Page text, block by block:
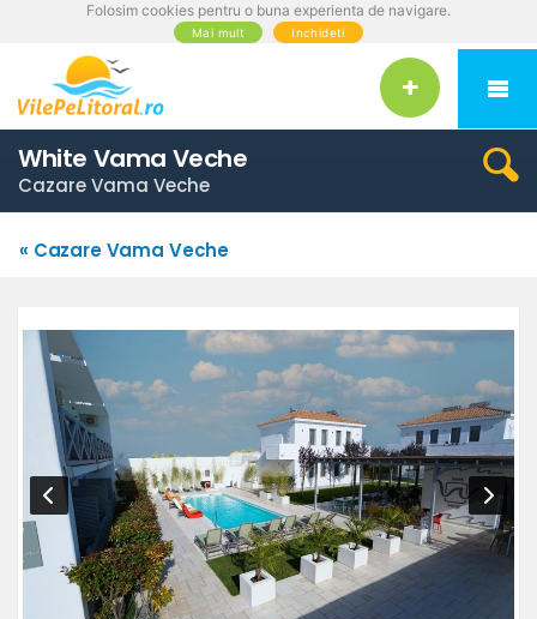
Folosim cookies pentru o buna experienta de navigare.
Mai mult Inchideti
White Vama Veche
Cazare Vama Veche
« Cazare Vama Veche